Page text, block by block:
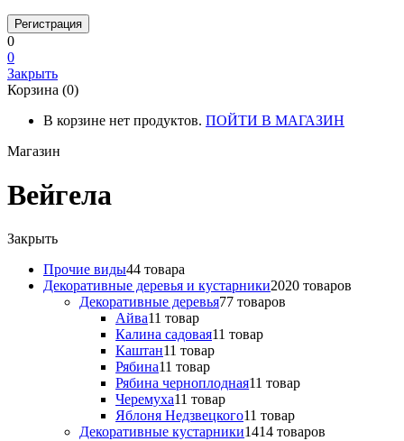
0
0
Закрыть
Корзина (0)
В корзине нет продуктов. ПОЙТИ В МАГАЗИН
Магазин
Вейгела
Закрыть
Прочие виды44 товара
Декоративные деревья и кустарники2020 товаров
Декоративные деревья77 товаров
Айва11 товар
Калина садовая11 товар
Каштан11 товар
Рябина11 товар
Рябина черноплодная11 товар
Черемуха11 товар
Яблоня Недзвецкого11 товар
Декоративные кустарники1414 товаров